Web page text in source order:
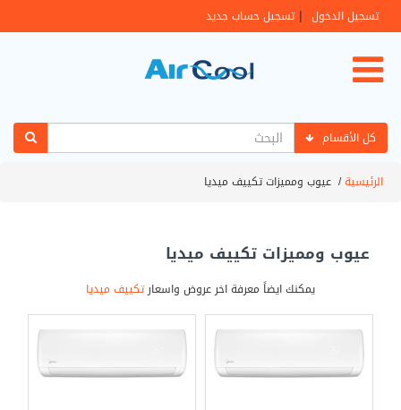
تسجيل الدخول | تسجيل حساب جديد
كل الأقسام
الرئيسية/ عيوب ومميزات تكييف ميديا
عيوب ومميزات تكييف ميديا
يمكنك ايضاً معرفة اخر عروض واسعارتكييف ميديا